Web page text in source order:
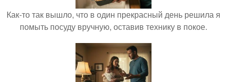
Как-то так вышло, что в один прекрасный день решила я
помыть посуду вручную, оставив технику в покое.